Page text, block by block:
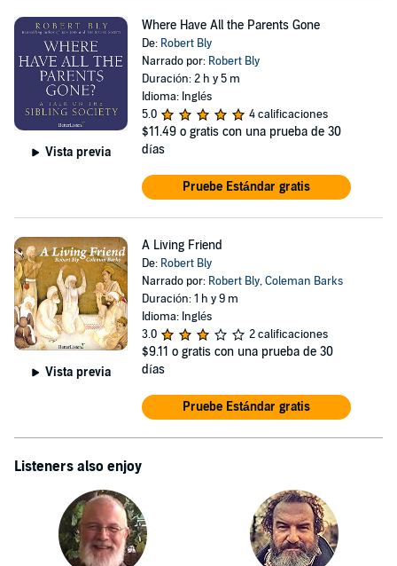
Vista previa
Where Have All the Parents Gone
De: Robert Bly
Narrado por: Robert Bly
Duración: 2 h y 5 m
Idioma: Inglés
5.0
4 calificaciones
$11.49 o gratis con una prueba de 30
días
Pruebe Estándar gratis
Vista previa
A Living Friend
De: Robert Bly
Narrado por: Robert Bly,Coleman Barks
Duración: 1 h y 9 m
Idioma: Inglés
3.0
2 calificaciones
$9.11 o gratis con una prueba de 30
días
Pruebe Estándar gratis
Listeners also enjoy